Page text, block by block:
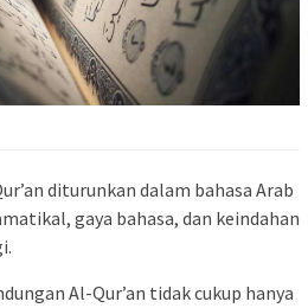
diturunkan dalam bahasa Arab
gaya bahasa, dan keindahan
Al-Qur’an tidak cukup hanya